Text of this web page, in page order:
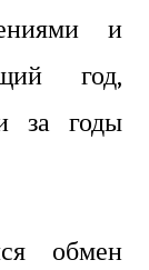
и
год,
за годы
обмен